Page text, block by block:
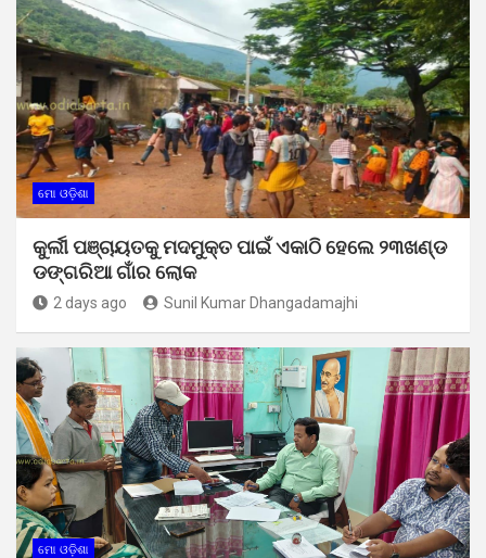
ମୋ ଓଡ଼ିଶା
କୁର୍ଲୀ ପଞ୍ଚାୟତକୁ ମଦମୁକ୍ତ ପାଇଁ ଏକାଠି ହେଲେ ୨୩ଖଣ୍ଡ
ଡଙ୍ଗରିଆ ଗାଁର ଲୋକ
2 days ago Sunil Kumar Dhangadamajhi
ମୋ ଓଡ଼ିଶା